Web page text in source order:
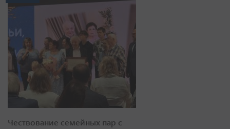
Чествование семейных пар с